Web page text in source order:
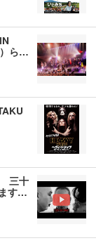
ら…
三十
す…